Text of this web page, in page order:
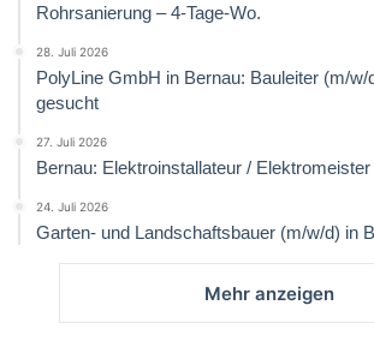
Rohrsanierung – 4-Tage-Wo.
28. Juli 2026
PolyLine GmbH in Bernau: Bauleiter (m/w/
gesucht
27. Juli 2026
Bernau: Elektroinstallateur /
24. Juli 2026
Garten- und Landschaftsbauer (m/w/d) in
Mehr anzeigen